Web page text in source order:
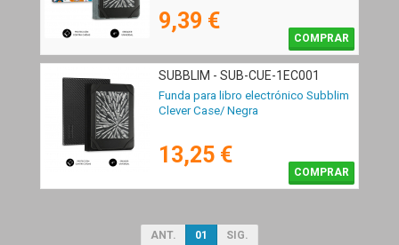
9,39 €
COMPRAR
SUBBLIM - SUB-CUE-1EC001
Funda para libro electrónico Subblim
Clever Case/ Negra
13,25 €
COMPRAR
ANT. 01 SIG.